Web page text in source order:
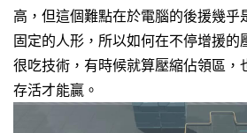
高， 但這個難點在於電腦的後援幾乎
固定的人形， 所以如何在不停增援的
很吃技術， 有時候就算壓縮佔領區，
存活才能贏。